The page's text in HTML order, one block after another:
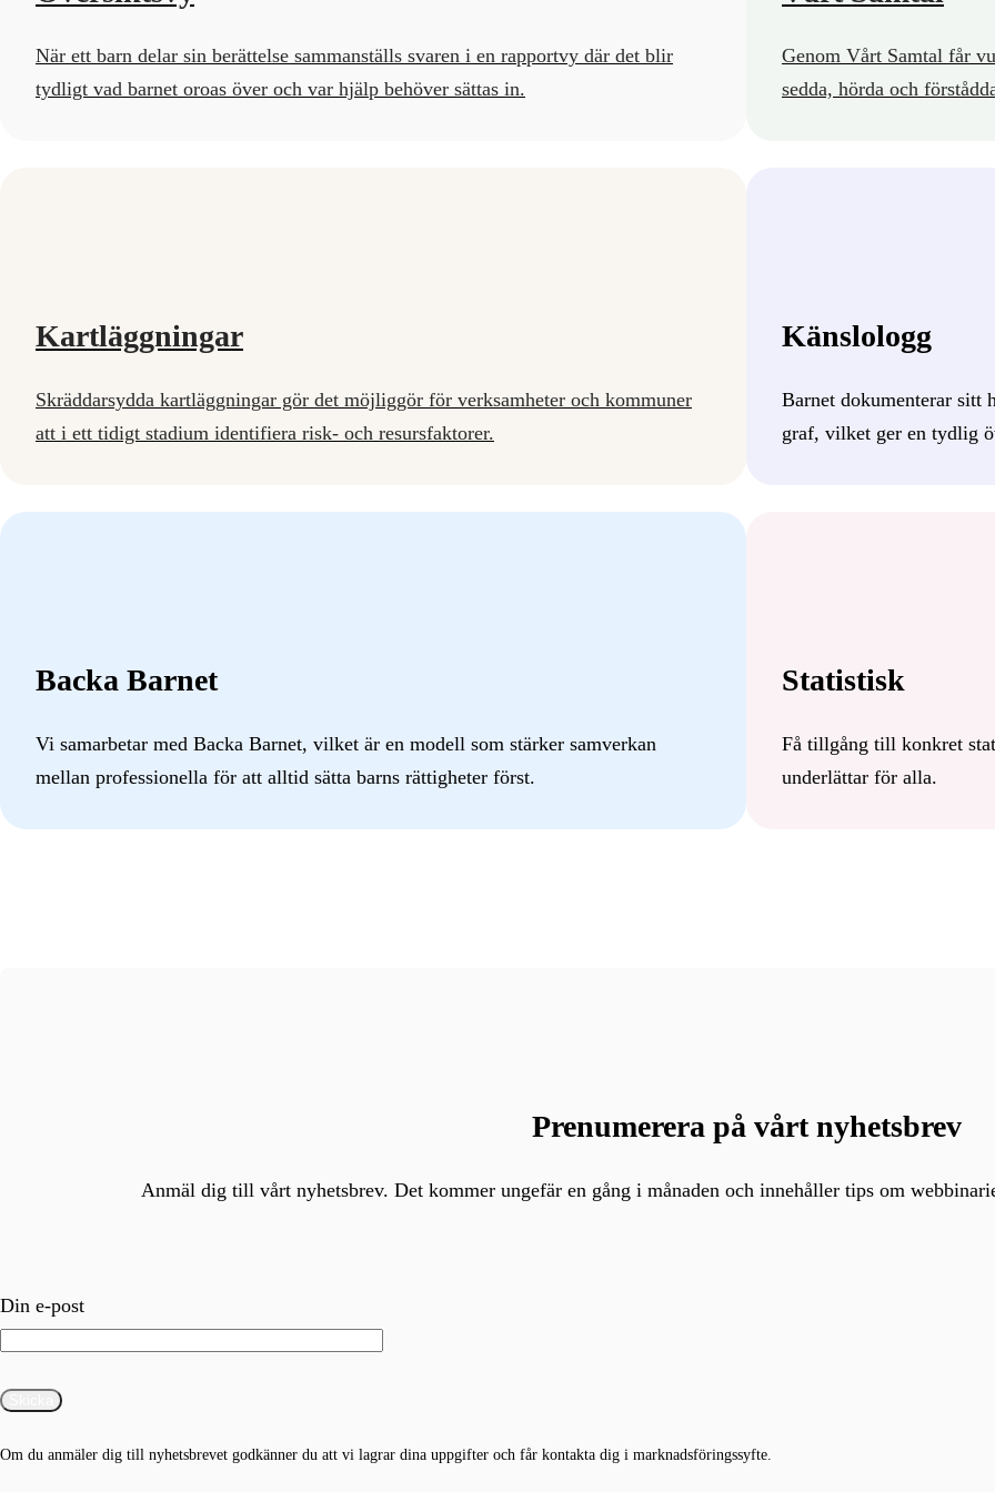
När ett barn delar sin berättelse sammanställs svaren i en rapportvy där det blir
tydligt vad barnet oroas över och var hjälp behöver sättas in.
Genom Vårt Samtal får
sedda, hörda och
Kartläggningar
Skräddarsydda kartläggningar gör det möjliggör för verksamheter och kommuner
att i ett tidigt stadium identifiera risk- och resursfaktorer.
Känslologg
Barnet dokumenterar sitt
graf, vilket ger en tydlig
Backa Barnet
Vi samarbetar med Backa Barnet, vilket är en modell som stärker samverkan
mellan professionella för att alltid sätta barns rättigheter först.
Statistisk
Få tillgång till konkret
underlättar för alla.
Prenumerera på vårt nyhetsbrev
Anmäl dig till vårt nyhetsbrev. Det kommer ungefär en gång i månaden och innehåller tips om
Din e-post
Om du anmäler dig till nyhetsbrevet godkänner du att vi lagrar dina uppgifter och får kontakta dig i marknadsföringssyfte.